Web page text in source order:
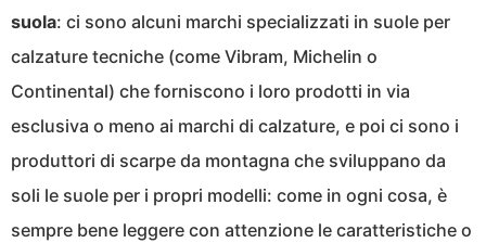
suola: ci sono alcuni marchi specializzati in suole per
calzature tecniche (come Vibram, Michelin o
Continental) che forniscono i loro prodotti in via
esclusiva o meno ai marchi di calzature, e poi ci sono i
produttori di scarpe da montagna che sviluppano da
soli le suole per i propri modelli: come in ogni cosa, è
sempre bene leggere con attenzione le caratteristiche o